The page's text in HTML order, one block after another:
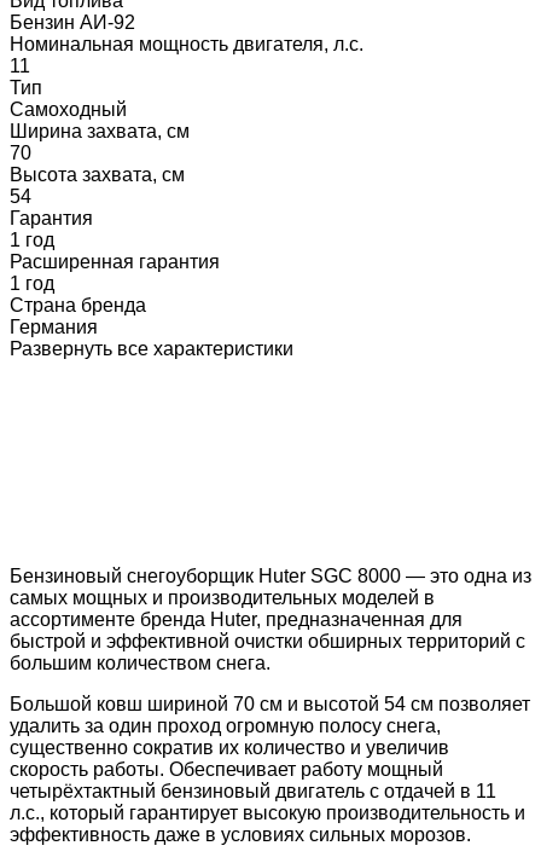
Бензин АИ-92
Номинальная мощность двигателя, л.с.
11
Тип
Самоходный
Ширина захвата, см
70
Высота захвата, см
54
Гарантия
1 год
Расширенная гарантия
1 год
Страна бренда
Германия
Развернуть все характеристики
Бензиновый снегоуборщик Huter SGC 8000 — это одна из
самых мощных и производительных моделей в
ассортименте бренда Huter, предназначенная для
быстрой и эффективной очистки обширных территорий с
большим количеством снега.
Большой ковш шириной 70 см и высотой 54 см позволяет
удалить за один проход огромную полосу снега,
существенно сократив их количество и увеличив
скорость работы. Обеспечивает работу мощный
четырёхтактный бензиновый двигатель с отдачей в 11
л.с., который гарантирует высокую производительность и
эффективность даже в условиях сильных морозов.